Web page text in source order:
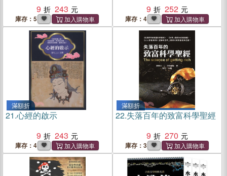
9 243
庫存：5
9 252
庫存：4
滿額折
21.心經的啟示
9
243
庫存：4
滿額折
22.失落百年的致富科學聖經
9
270
庫存：3